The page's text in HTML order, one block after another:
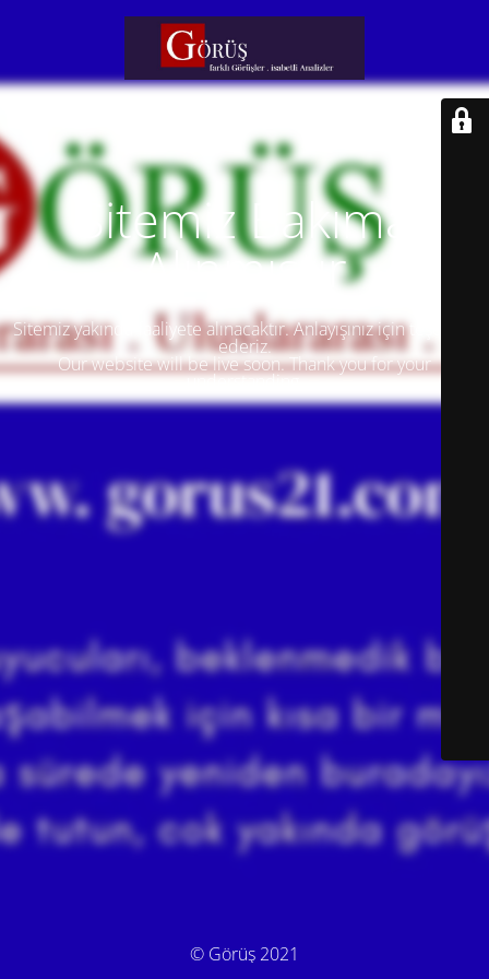
Sitemiz Bakıma
Alınmıştır
Sitemiz yakında faaliyete alınacaktır. Anlayışınız için teşekkür
ederiz.
Our website will be live soon. Thank you for your
understanding.
© Görüş 2021